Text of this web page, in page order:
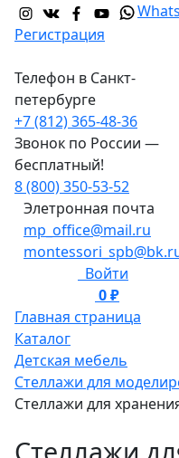
Регистрация
Телефон в Санкт-
петербурге
+7 (812) 365-48-36
Звонок по России —
бесплатный!
8 (800) 350-53-52
Элетронная почта
mp_office@mail.ru
Войти
0 ₽
Главная страница
Каталог
Детская мебель
Стеллажи для
Стеллажи для